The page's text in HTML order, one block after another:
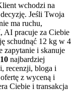
wchodzi na
Jeśli Twoja
ma ruchu,
, AI pracuje za Ciebie
schudnąć 12 kg w 4
zapytanie i skanuje
najbardziej
recenzji, bloga i
z wyceną i
Ciebie i transakcja